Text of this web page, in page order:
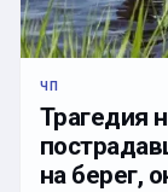
ЧП
Трагедия
на берег,